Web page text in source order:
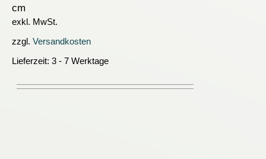
exkl. MwSt.
zzgl. Versandkosten
Lieferzeit: 3 - 7 Werktage